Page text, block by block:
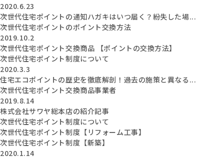
2020.6.23
次世代住宅ポイントの通知ハガキはいつ届く？紛失した場...
次世代住宅ポイントのポイント交換方法
2019.10.2
次世代住宅ポイント交換商品 【ポイントの交換方法】
次世代住宅ポイント制度について
2020.3.3
住宅エコポイントの歴史を徹底解剖！過去の施策と異なる...
次世代住宅ポイント交換商品事業者
2019.8.14
株式会社サワヤ総本店の紹介記事
次世代住宅ポイント制度について
次世代住宅ポイント制度【リフォーム工事】
次世代住宅ポイント制度【新築】
2020.1.14